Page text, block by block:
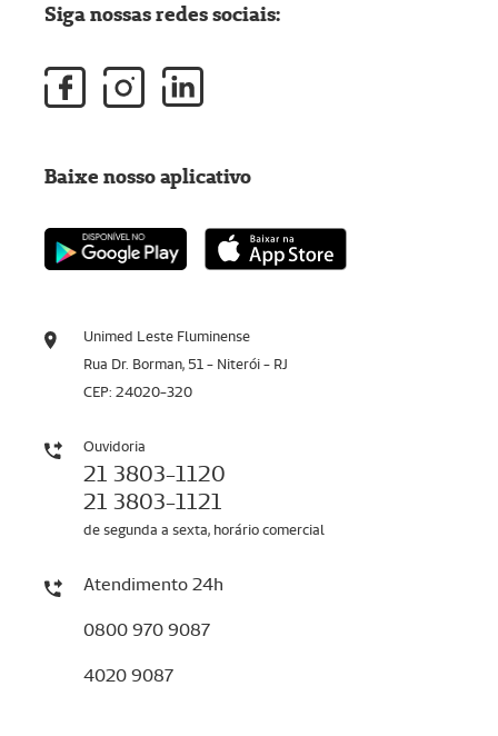
Unimed Leste Fluminense
Rua Dr. Borman, 51 - Niterói - RJ
CEP: 24020-320
Ouvidoria
21 3803-1120
21 3803-1121
de segunda a sexta, horário comercial
Atendimento 24h
0800 970 9087
4020 9087
Siga nossas redes sociais:
Baixe nosso aplicativo